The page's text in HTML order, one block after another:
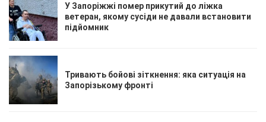
У Запоріжжі помер прикутий до ліжка
ветеран, якому сусіди не давали встановити
підйомник
Тривають бойові зіткнення: яка ситуація на
Запорізькому фронті